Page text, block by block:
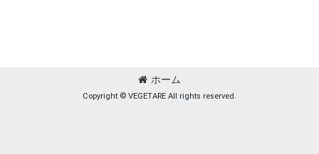
ホーム
Copyright © VEGETARE All rights reserved.